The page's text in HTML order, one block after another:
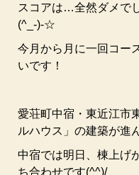
スコアは…全然ダメで
(^_-)-☆
今月から月に一回コー
いです！
愛荘町中宿・東近江市
ルハウス」の建築が進
中宿では明日、棟上げ
ち合わせです(^^)/